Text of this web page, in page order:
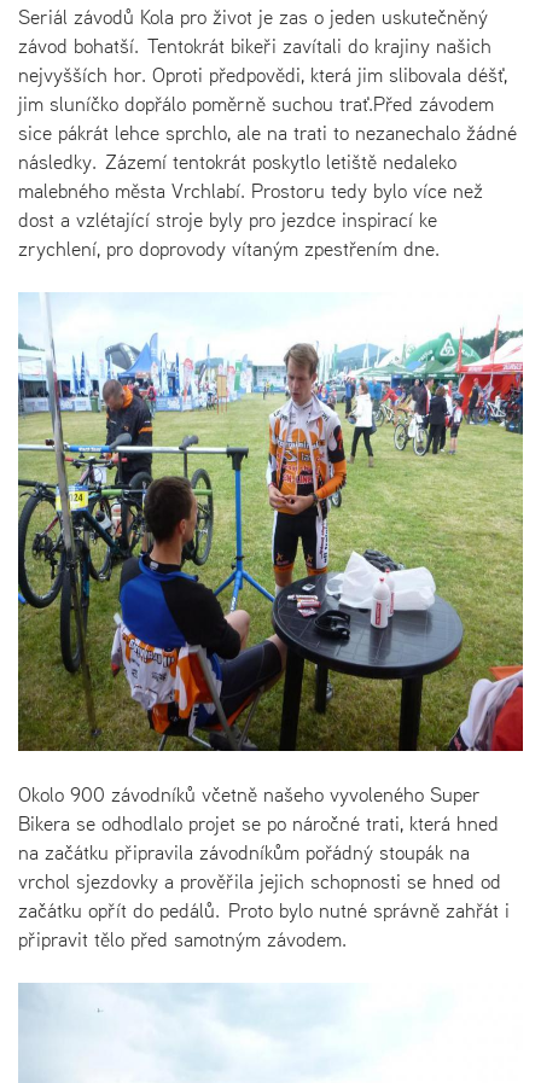
Seriál závodů Kola pro život je zas o jeden uskutečněný
závod bohatší. Tentokrát bikeři zavítali do krajiny našich
nejvyšších hor. Oproti předpovědi, která jim slibovala déšť,
jim sluníčko dopřálo poměrně suchou trať.Před závodem
sice pákrát lehce sprchlo, ale na trati to nezanechalo žádné
následky. Zázemí tentokrát poskytlo letiště nedaleko
malebného města Vrchlabí. Prostoru tedy bylo více než
dost a vzlétající stroje byly pro jezdce inspirací ke
zrychlení, pro doprovody vítaným zpestřením dne.
Okolo 900 závodníků včetně našeho vyvoleného Super
Bikera se odhodlalo projet se po náročné trati, která hned
na začátku připravila závodníkům pořádný stoupák na
vrchol sjezdovky a prověřila jejich schopnosti se hned od
začátku opřít do pedálů. Proto bylo nutné správně zahřát i
připravit tělo před samotným závodem.